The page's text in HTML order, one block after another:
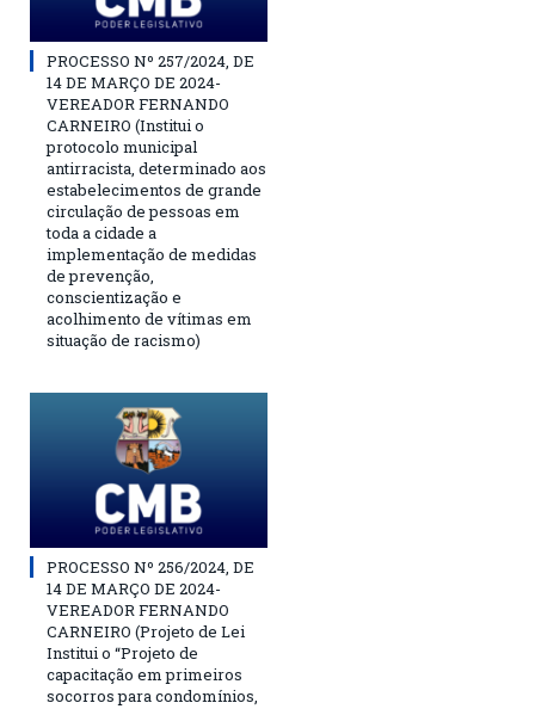
PROCESSO Nº 257/2024, DE
14 DE MARÇO DE 2024-
VEREADOR FERNANDO
CARNEIRO (Institui o
protocolo municipal
antirracista, determinado aos
estabelecimentos de grande
circulação de pessoas em
toda a cidade a
implementação de medidas
de prevenção,
conscientização e
acolhimento de vítimas em
situação de racismo)
PROCESSO Nº 256/2024, DE
14 DE MARÇO DE 2024-
VEREADOR FERNANDO
CARNEIRO (Projeto de Lei
Institui o “Projeto de
capacitação em primeiros
socorros para condomínios,